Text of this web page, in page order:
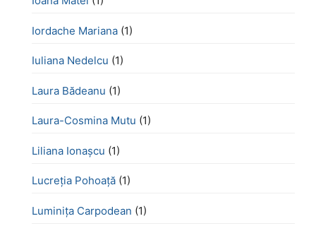
Iordache Mariana (1)
Iuliana Nedelcu (1)
Laura Bădeanu (1)
Laura-Cosmina Mutu (1)
Liliana Ionașcu (1)
Lucreţia Pohoaţă (1)
Luminița Carpodean (1)